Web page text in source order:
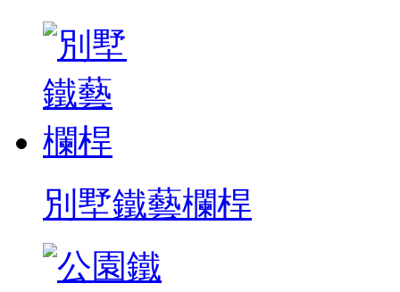
別墅鐵藝欄桿